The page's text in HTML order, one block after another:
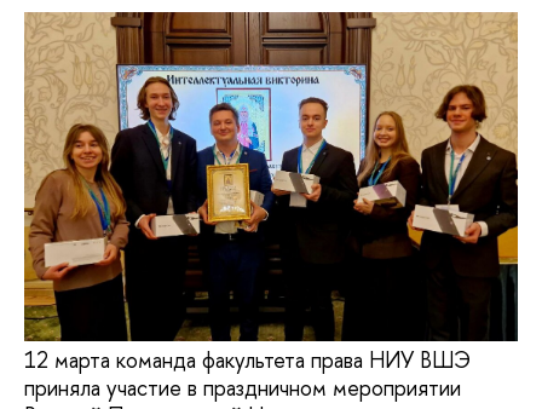
12 марта команда факультета права НИУ ВШЭ
приняла участие в праздничном мероприятии